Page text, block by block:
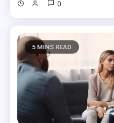
0
5 MINS READ